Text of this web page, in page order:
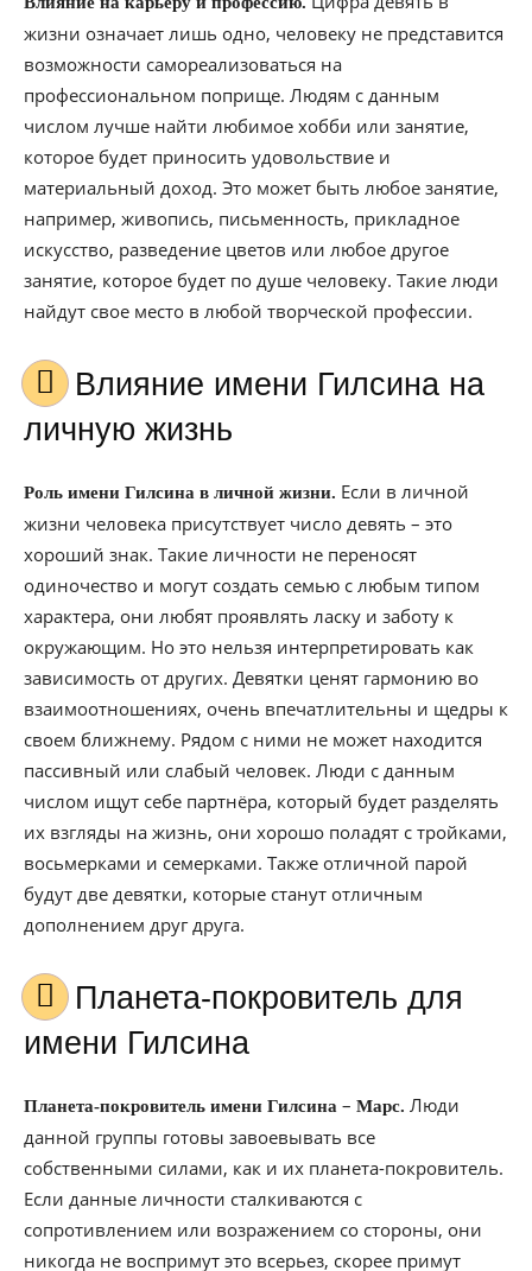
жизни означает лишь одно, человеку не представится
возможности самореализоваться на
профессиональном поприще. Людям с данным
числом лучше найти любимое хобби или занятие,
которое будет приносить удовольствие и
материальный доход. Это может быть любое занятие,
например, живопись, письменность, прикладное
искусство, разведение цветов или любое другое
занятие, которое будет по душе человеку. Такие люди
найдут свое место в любой творческой профессии.
Влияние имени Гилсина на
личную жизнь
Роль имени Гилсина в личной жизни. Если в личной
жизни человека присутствует число девять – это
хороший знак. Такие личности не переносят
одиночество и могут создать семью с любым типом
характера, они любят проявлять ласку и заботу к
окружающим. Но это нельзя интерпретировать как
зависимость от других. Девятки ценят гармонию во
взаимоотношениях, очень впечатлительны и щедры к
своем ближнему. Рядом с ними не может находится
пассивный или слабый человек. Люди с данным
числом ищут себе партнёра, который будет разделять
их взгляды на жизнь, они хорошо поладят с тройками,
восьмерками и семерками. Также отличной парой
будут две девятки, которые станут отличным
дополнением друг друга.
Планета-покровитель для
имени Гилсина
Планета-покровитель имени Гилсина – Марс. Люди
данной группы готовы завоевывать все
собственными силами, как и их планета-покровитель.
Если данные личности сталкиваются с
сопротивлением или возражением со стороны, они
никогда не воспримут это всерьез, скорее примут